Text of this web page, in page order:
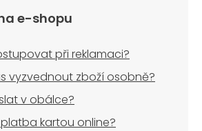
e-shopu
při reklamaci?
vyzvednout zboží osobně?
v obálce?
kartou online?